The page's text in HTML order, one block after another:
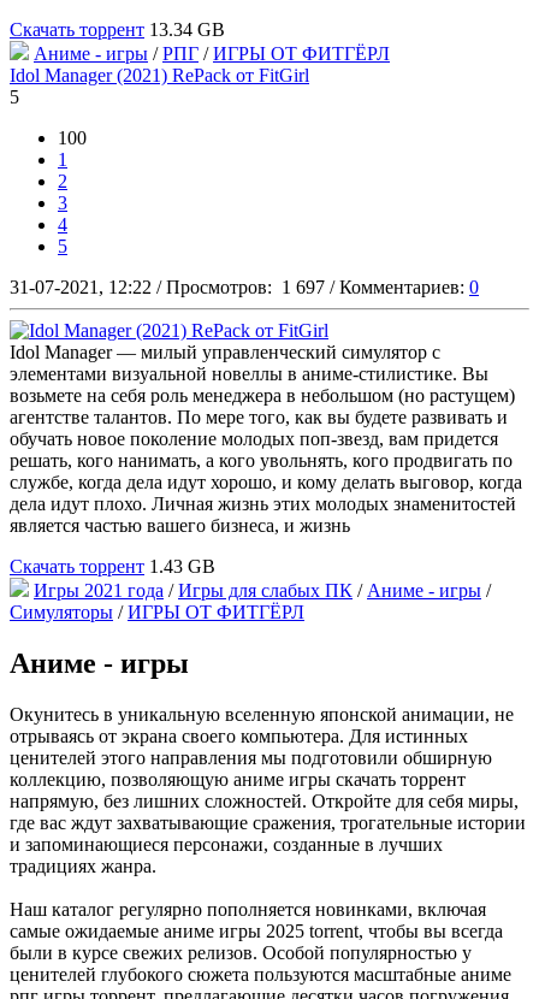
Скачать торрент 13.34 GB
Аниме - игры /РПГ /ИГРЫ ОТ ФИТГЁРЛ
Idol Manager (2021) RePack от FitGirl
5
100
1
2
3
4
5
31-07-2021, 12:22 / Просмотров: 1 697 / Комментариев: 0
Idol Manager — милый управленческий симулятор с
элементами визуальной новеллы в аниме-стилистике. Вы
возьмете на себя роль менеджера в небольшом (но растущем)
агентстве талантов. По мере того, как вы будете развивать и
обучать новое поколение молодых поп-звезд, вам придется
решать, кого нанимать, а кого увольнять, кого продвигать по
службе, когда дела идут хорошо, и кому делать выговор, когда
дела идут плохо. Личная жизнь этих молодых знаменитостей
является частью вашего бизнеса, и жизнь
Скачать торрент 1.43 GB
Игры 2021 года /Игры для слабых ПК / Аниме - игры /
Симуляторы /ИГРЫ ОТ ФИТГЁРЛ
Аниме - игры
Окунитесь в уникальную вселенную японской анимации, не
отрываясь от экрана своего компьютера. Для истинных
ценителей этого направления мы подготовили обширную
коллекцию, позволяющую аниме игры скачать торрент
напрямую, без лишних сложностей. Откройте для себя миры,
где вас ждут захватывающие сражения, трогательные истории
и запоминающиеся персонажи, созданные в лучших
традициях жанра.
Наш каталог регулярно пополняется новинками, включая
самые ожидаемые аниме игры 2025 torrent, чтобы вы всегда
были в курсе свежих релизов. Особой популярностью у
ценителей глубокого сюжета пользуются масштабные аниме